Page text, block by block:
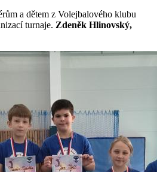
a dětem z Volejbalového klubu
turnaje. Zdeněk Hlinovský,